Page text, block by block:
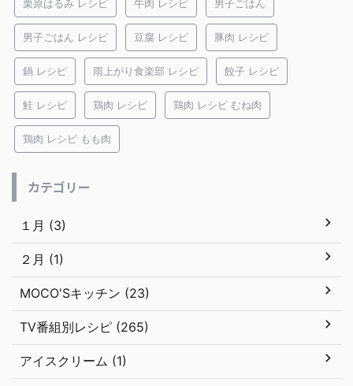
栗原はるみ レシピ 牛肉 レシピ 男子ごはん
男子ごはん レシピ 豆腐 レシピ 豚肉 レシピ
鍋 レシピ 雨上がり食楽部 レシピ 餃子 レシピ
鮭 レシピ 鶏肉 レシピ 鶏肉 レシピ むね肉
鶏肉 レシピ もも肉
カテゴリー
１月 (3)
２月 (1)
MOCO'Sキッチン (23)
TV番組別レシピ (265)
アイスクリーム (1)